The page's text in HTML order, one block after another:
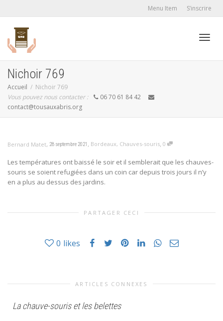
Menu Item S’inscrire
Nichoir 769
Accueil
Nichoir 769
Vous pouvez nous contacter :
06 70 61 84 42
contact@tousauxabris.org
Bernard Matet, 28 septembre 2021 , Bordeaux, Chauves-souris, 0
Les températures ont baissé le soir et il semblerait que les chauves-
souris se soient refugiées dans un coin car depuis trois jours il n’y
en a plus au dessus des jardins.
PARTAGER CECI
0 likes
ARTICLES CONNEXES
La chauve-souris et les belettes